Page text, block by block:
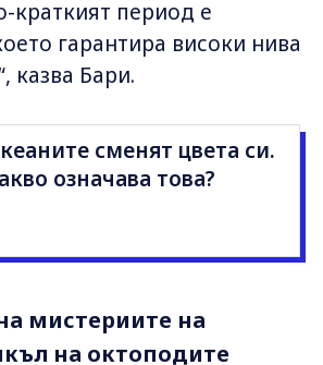
краткият период е
гарантира високи нива
казва Бари.
сменят цвета си.
означава това?
мистериите на
на октоподите